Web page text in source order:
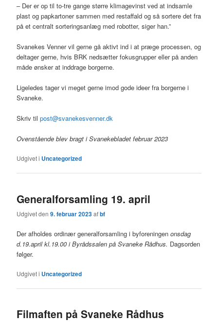
– Der er op til to-tre gange større klimagevinst ved at indsamle
plast og papkartoner sammen med restaffald og så sortere det fra
på et centralt sorteringsanlæg med robotter, siger han.”
Svanekes Venner vil gerne gå aktivt ind i at præge processen, og
deltager gerne, hvis BRK nedsætter fokusgrupper eller på anden
måde ønsker at inddrage borgerne.
Ligeledes tager vi meget gerne imod gode ideer fra borgerne i
Svaneke.
Skriv tilpost@svanekesvenner.dk
Ovenstående blev bragt i Svanekebladet februar 2023
Udgivet i Uncategorized
Generalforsamling 19. april
Udgivet den9. februar 2023afbf
Der afholdes ordinær generalforsamling i byforeningenonsdag
d.19.april kl.19.00 i Byrådssalen på Svaneke Rådhus. Dagsorden
følger.
Udgivet i Uncategorized
Filmaften på Svaneke Rådhus